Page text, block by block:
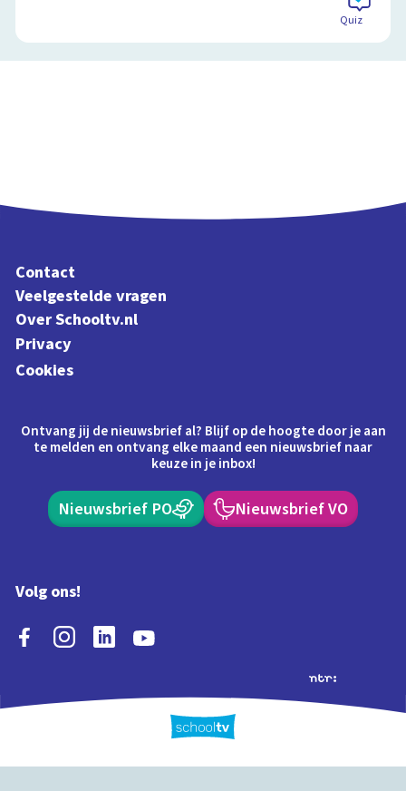
Quiz
Contact
Veelgestelde vragen
Over Schooltv.nl
Privacy
Cookies
Ontvang jij de nieuwsbrief al? Blijf op de hoogte door je aan
te melden en ontvang elke maand een nieuwsbrief naar
keuze in je inbox!
Nieuwsbrief PO Nieuwsbrief VO
Volg ons!